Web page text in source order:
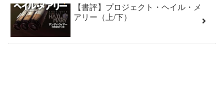
【書評】プロジェクト・ヘイル・メ
アリー（上/下）